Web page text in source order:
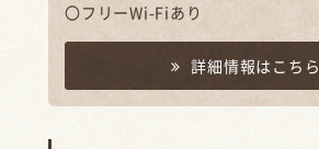
〇フリーWi-Fiあり
詳細情報はこちら